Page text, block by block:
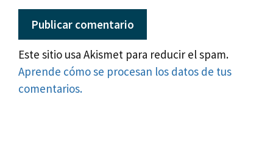
Este sitio usa Akismet para reducir el spam.
Aprende cómo se procesan los datos de tus
comentarios.